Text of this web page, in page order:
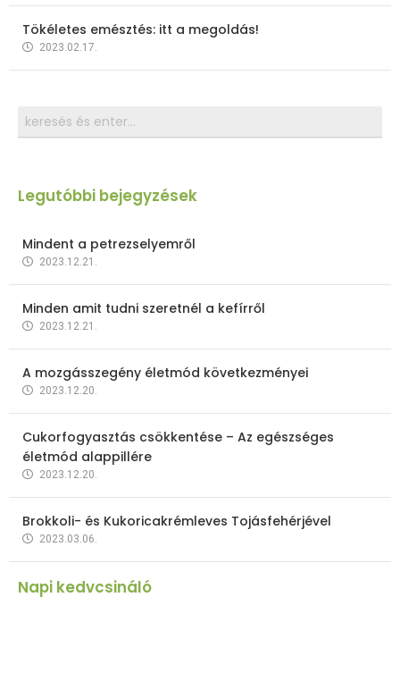
Tökéletes emésztés: itt a megoldás!
2023.02.17.
Legutóbbi bejegyzések
Mindent a petrezselyemről
2023.12.21.
Minden amit tudni szeretnél a kefírről
2023.12.21.
A mozgásszegény életmód következményei
2023.12.20.
Cukorfogyasztás csökkentése – Az egészséges
életmód alappillére
2023.12.20.
Brokkoli- és Kukoricakrémleves Tojásfehérjével
2023.03.06.
Napi kedvcsináló